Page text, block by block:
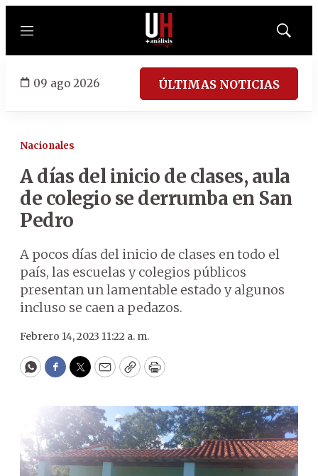
Menú
Mostrar
09 ago 2026 ÚLTIMAS NOTICIAS
Nacionales
A días del inicio de clases, aula
de colegio se derrumba en San
Pedro
A pocos días del inicio de clases en todo el
país, las escuelas y colegios públicos
presentan un lamentable estado y algunos
incluso se caen a pedazos.
Febrero 14, 2023 11:22 a. m.
WhatsApp
Facebook
Twitter
EmailCopyPrint